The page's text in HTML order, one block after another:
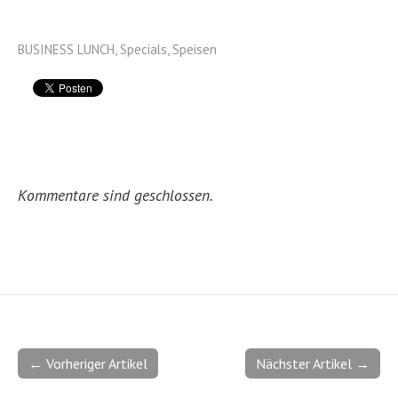
BUSINESS LUNCH Specials Speisen
Kommentare sind geschlossen.
Nächster Artikel →
← Vorheriger Artikel